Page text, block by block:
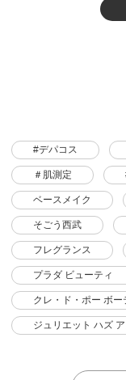
#デパコス
＃肌測定
ベースメイク
そごう西武
フレグランス
プラダ ビューティ
クレ・ド・ポー ボー
ジュリエット ハズ